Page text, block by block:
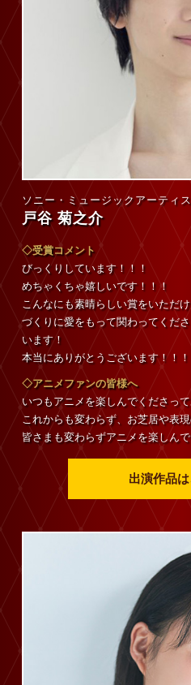
ソニー・ミュージックアーティ
戸谷 菊之介
◇受賞コメント
びっくりしています！！！
めちゃくちゃ嬉しいです！！！
こんなにも素晴らしい賞をいただ
づくりに愛をもって関わってくだ
います！
本当にありがとうございます！！！
◇アニメファンの皆様へ
いつもアニメを楽しんでくださっ
これからも変わらず、お芝居や表
皆さまも変わらずアニメを楽しん
出演作品